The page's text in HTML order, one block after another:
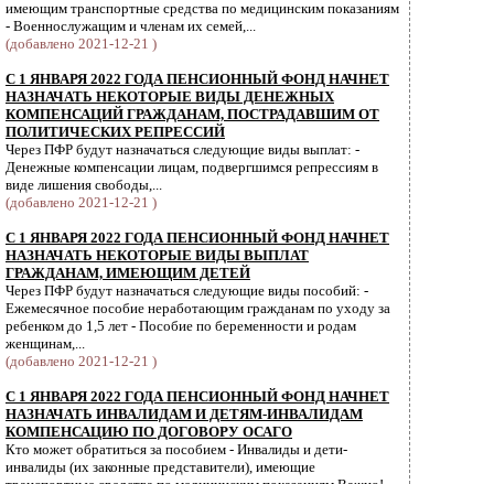
имеющим транспортные средства по медицинским показаниям
- Военнослужащим и членам их семей,...
(добавлено 2021-12-21 )
С 1 ЯНВАРЯ 2022 ГОДА ПЕНСИОННЫЙ ФОНД НАЧНЕТ
НАЗНАЧАТЬ НЕКОТОРЫЕ ВИДЫ ДЕНЕЖНЫХ
КОМПЕНСАЦИЙ ГРАЖДАНАМ, ПОСТРАДАВШИМ ОТ
ПОЛИТИЧЕСКИХ РЕПРЕССИЙ
Через ПФР будут назначаться следующие виды выплат: -
Денежные компенсации лицам, подвергшимся репрессиям в
виде лишения свободы,...
(добавлено 2021-12-21 )
С 1 ЯНВАРЯ 2022 ГОДА ПЕНСИОННЫЙ ФОНД НАЧНЕТ
НАЗНАЧАТЬ НЕКОТОРЫЕ ВИДЫ ВЫПЛАТ
ГРАЖДАНАМ, ИМЕЮЩИМ ДЕТЕЙ
Через ПФР будут назначаться следующие виды пособий: -
Ежемесячное пособие неработающим гражданам по уходу за
ребенком до 1,5 лет - Пособие по беременности и родам
женщинам,...
(добавлено 2021-12-21 )
С 1 ЯНВАРЯ 2022 ГОДА ПЕНСИОННЫЙ ФОНД НАЧНЕТ
НАЗНАЧАТЬ ИНВАЛИДАМ И ДЕТЯМ-ИНВАЛИДАМ
КОМПЕНСАЦИЮ ПО ДОГОВОРУ ОСАГО
Кто может обратиться за пособием - Инвалиды и дети-
инвалиды (их законные представители), имеющие